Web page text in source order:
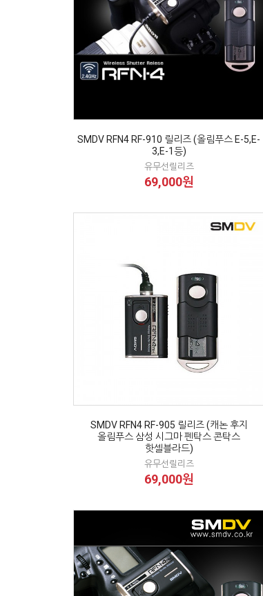
SMDV RFN4 RF-910 릴리즈 (올림푸스 E-5,E-
3,E-1등)
유무선릴리즈
69,000원
SMDV RFN4 RF-905 릴리즈 (캐논 후지
올림푸스 삼성 시그마 펜탁스 콘탁스
핫셀블라드)
유무선릴리즈
69,000원